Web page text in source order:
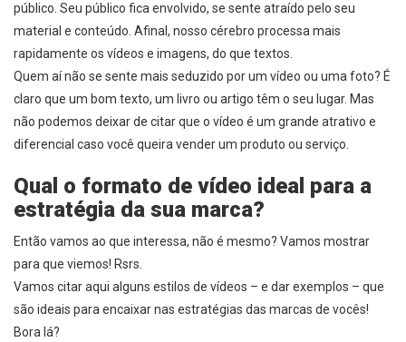
público. Seu público fica envolvido, se sente atraído pelo seu
material e conteúdo. Afinal, nosso cérebro processa mais
rapidamente os vídeos e imagens, do que textos.
Quem aí não se sente mais seduzido por um vídeo ou uma foto? É
claro que um bom texto, um livro ou artigo têm o seu lugar. Mas
não podemos deixar de citar que o vídeo é um grande atrativo e
diferencial caso você queira vender um produto ou serviço.
Qual o formato de vídeo ideal para a
estratégia da sua marca?
Então vamos ao que interessa, não é mesmo? Vamos mostrar
para que viemos! Rsrs.
Vamos citar aqui alguns estilos de vídeos – e dar exemplos – que
são ideais para encaixar nas estratégias das marcas de vocês!
Bora lá?